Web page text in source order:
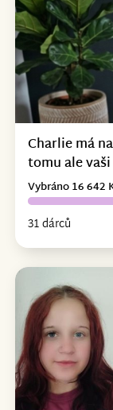
Charlie má
tomu ale
31 dárců
Vybráno 16 642